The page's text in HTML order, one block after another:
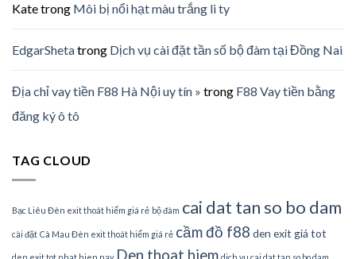
Katetrong Môi bị nổi hạt màu trắng li ty
EdgarShetatrong Dịch vụ cài đặt tần số bộ đàm tại Đồng Nai
Địa chỉ vay tiền F88 Hà Nội uy tín » trong F88 Vay tiền bằng
đăng ký ô tô
TAG CLOUD
Bạc Liêu Đèn exit thoát hiểm giá rẻ bộ đàm cai dat tan so bo dam
cài đặt Cà Mau Đèn exit thoát hiểm giá rẻ cầm đồ f88 den exit giá tot
den exit tot nhat hien nay Den thoat hiem dich vu cai dat tan so bo dam